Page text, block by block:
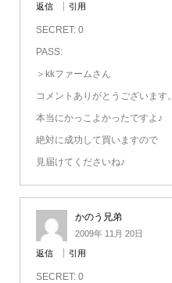
返信 引用
SECRET: 0
PASS:
＞kkファームさん
コメントありがとうございます。
本当にかっこよかったですよ♪
絶対に成功して買いますので
見届けてくださいね♪
かのう兄弟
2009年 11月 20日
返信 引用
SECRET: 0